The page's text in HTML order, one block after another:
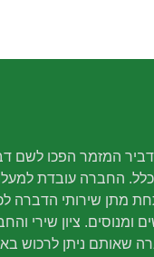
המזמר הפכו לשם
מתן שירותי הדברה
ומנוסים. ציון שירי
שאותם ניתן לרכוש